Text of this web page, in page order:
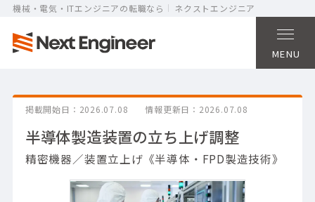
機械・電気・ITエンジニアの転職なら ネクストエンジニア
MENU
掲載開始日 2026.07.08 情報更新日 2026.07.08
半導体製造装置の立ち上げ調整
精密機器／装置立上げ《半導体・FPD製造技術》